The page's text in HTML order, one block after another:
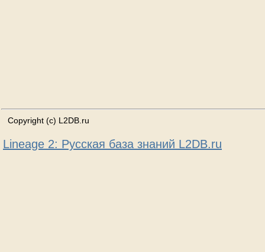
Copyright (c) L2DB.ru
Lineage 2: Русская база знаний L2DB.ru